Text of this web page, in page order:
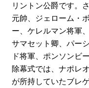
リントン公爵です。
元帥、ジェローム・
ー、ケレルマン将軍
サマセット卿、パー
ド将軍、ポンソンビ
除幕式では、ナポレ
が所持していたブレ